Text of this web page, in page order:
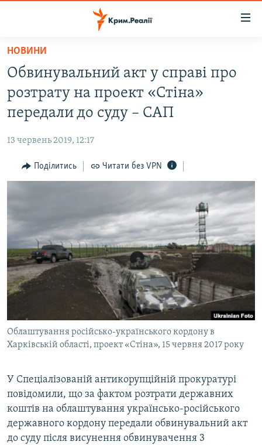
Перейти
основного
матеріалу
Перейти
до
основної
навігації
Перейти
до
пошуку
НОВИНИ
ВОДА.КРИМ
ВІДЕО ТА ФОТО
БЛОГИ
ПОГЛЯД
СПЕЦПРОЕКТИ
ДЕПОРТАЦІЯ
ВІДЕОУРОКИ «ELIFBE»
СВІДЧЕННЯ ОКУПАЦІЇ
УКРАЇНСЬКА ПРОБЛЕМА КРИМУ
ІНФОГРАФІКА
ЯК ОБІЙТИ БЛОКУВАННЯ
Русский
ДОЛУЧАЙСЯ!
Усі сайти RFE/RL
НОВИНИ
Обвинувальний акт у справі про
розтрату на проект «Стіна»
передали до суду – САП
13 червень 2019, 12:17
Поділитись Читати без VPN
Облаштування російсько-українського кордону в
Харківській області, проект «Стіна», 15 червня 2017 року
У Спеціалізованій антикорупційній прокуратурі
повідомили, що за фактом розтрати державних
коштів на облаштування українсько-російського
державного кордону передали обвинувальний акт
до суду після висунення обвинувачення 3